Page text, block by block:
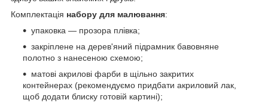
Комплектація набору для малювання:
упаковка — прозора плівка;
закріплене на дерев'яний підрамник бавовняне
полотно з нанесеною схемою;
матові акрилові фарби в щільно закритих
контейнерах (рекомендуємо придбати акриловий лак,
щоб додати блиску готовій картині);